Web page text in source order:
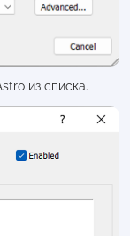
из списка.